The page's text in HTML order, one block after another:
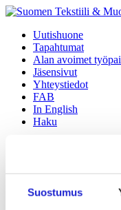
Suostumus
Uutishuone
Tapahtumat
Alan avoimet
Jäsensivut
Yhteystiedot
FAB
In English
Haku
Suomen Tekstiili &